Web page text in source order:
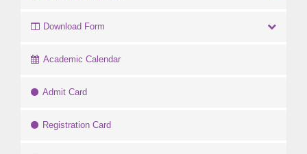
Download Form
Academic Calendar
Admit Card
Registration Card